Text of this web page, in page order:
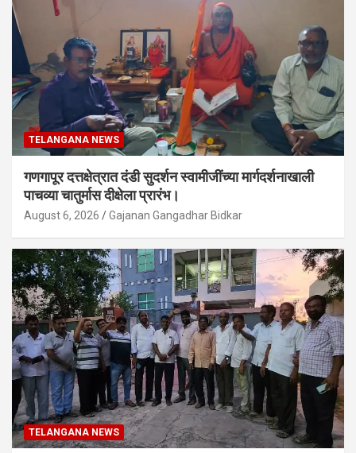
TELANGANA NEWS
गणगापूर दत्तक्षेत्रात दंडी सुदर्शन स्वामीजींच्या मार्गदर्शनाखाली
पाचव्या चातुर्मास दीक्षेला प्रारंभ।
August 6, 2026 Gajanan Gangadhar Bidkar
TELANGANA NEWS